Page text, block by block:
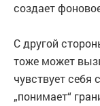
создает
С другой
тоже может
чувствует себя
„понимает“